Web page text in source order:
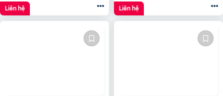
Liên hệ Liên hệ